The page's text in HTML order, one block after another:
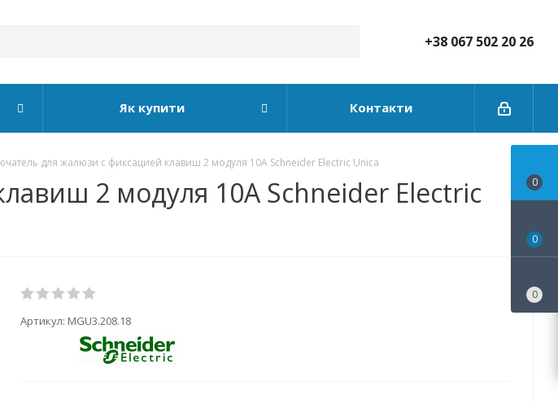
+38 067 502 20 26
Як купити Контакти
для жалюзи с фиксацией клавиш 2 модуля 10А Schneider Electric Unica
2 модуля 10А Schneider Electric
Артикул: MGU3.208.18
0
0
0